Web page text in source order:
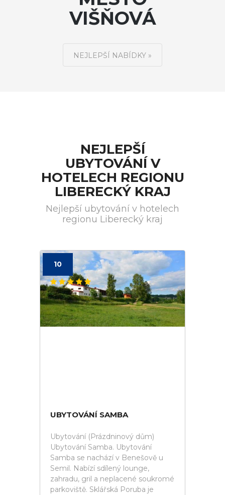
VIŠŇOVÁ
NEJLEPŠÍ NABÍDKY »
NEJLEPŠÍ
UBYTOVÁNÍ V
HOTELECH REGIONU
LIBERECKÝ KRAJ
Nejlepší ubytování v hotelech
regionu Liberecký kraj
10
UBYTOVÁNÍ SAMBA
Ubytování (Prázdninový dům)
Ubytování Samba. Ubytování
Samba se nachází v Benešově u
Semil. Nabízí sdílený lounge,
zahradu, gril a neplacené soukromé
parkoviště. Sklářská Poruba je